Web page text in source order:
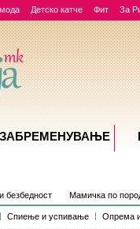
Детско катче Фит За
Спиење и успивање Опрема
безбедност Мамичка по
ЗАБРЕМЕНУВАЊE